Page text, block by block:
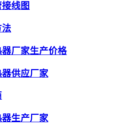
线图
法
厂家生产价格
供应厂家
生产厂家